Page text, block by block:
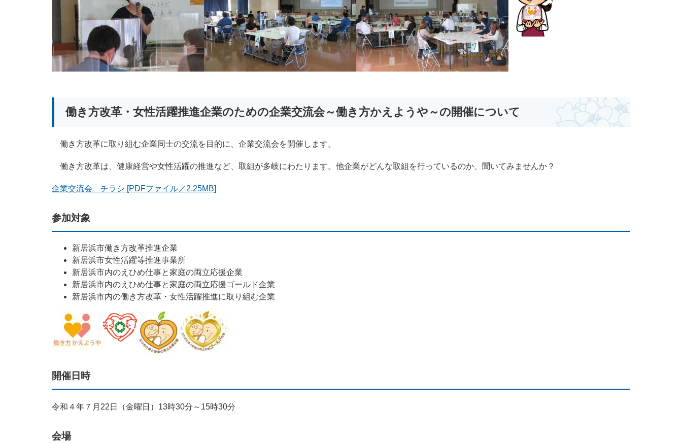
働き方改革・女性活躍推進企業のための企業交流会～働き方かえようや～の開催について
働き方改革に取り組む企業同士の交流を目的に、企業交流会を開催します。
働き方改革は、健康経営や女性活躍の推進など、取組が多岐にわたります。他企業がどんな取組を行っているのか、聞いてみませんか？
企業交流会 チラシ [PDFファイル／2.25MB]
参加対象
新居浜市働き方改革推進企業
新居浜市女性活躍等推進事業所
新居浜市内のえひめ仕事と家庭の両立応援企業
新居浜市内のえひめ仕事と家庭の両立応援ゴールド企業
新居浜市内の働き方改革・女性活躍推進に取り組む企業
開催日時
令和４年７月22日（金曜日）13時30分～15時30分
会場